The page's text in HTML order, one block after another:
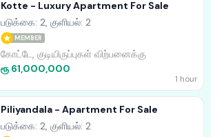
Kotte - Luxury Apartment For Sale
படுக்கை: 2, குளியல்: 2
MEMBER
கோட்டே, குடியிருப்புகள் விற்பனைக்கு
ரூ 61,000,000
1 hour
Piliyandala - Apartment For Sale
படுக்கை: 2, குளியல்: 2